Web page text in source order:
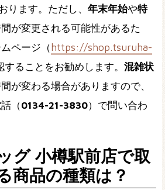
ります。ただし、 年末年始や特
が変更される可能性があるた
ページ（https://shop.tsuruha-
することをお勧めします。 混雑状
が変わる場合がありますので、
（0134-21-3830）で問い合わ
グ 小樽駅前店で取
商品の種類は？